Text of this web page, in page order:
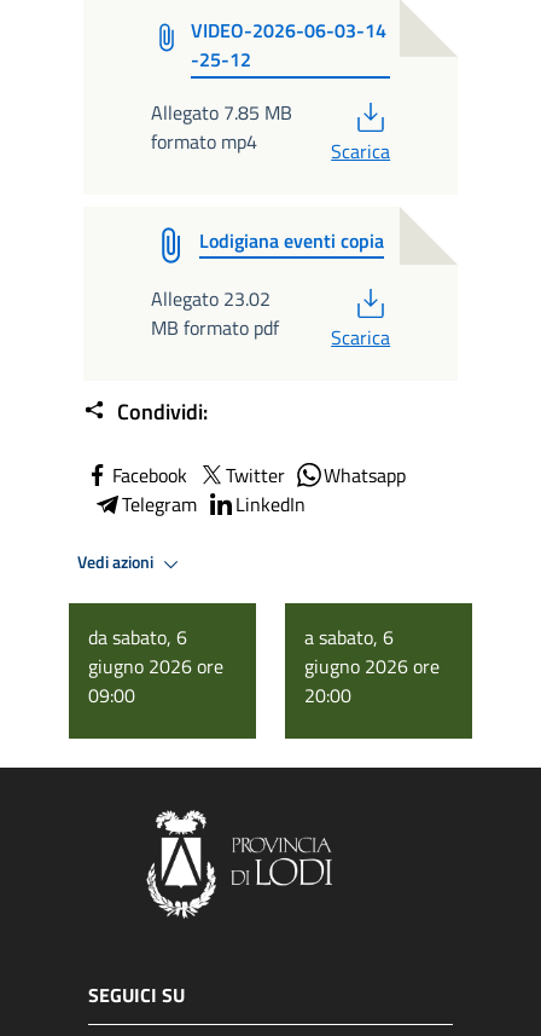
VIDEO-2026-06-03-14
-25-12
Allegato 7.85 MB
formato mp4
Scarica
Lodigiana eventi copia
Allegato 23.02
MB formato pdf
Scarica
Condividi:
Facebook Twitter
Whatsapp
Telegram
LinkedIn
Vedi azioni
da sabato, 6
giugno 2026 ore
09:00
a sabato, 6
giugno 2026 ore
20:00
SEGUICI SU